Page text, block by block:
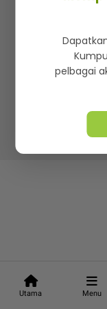
Utama Menu
Hakcipta
pelbagai